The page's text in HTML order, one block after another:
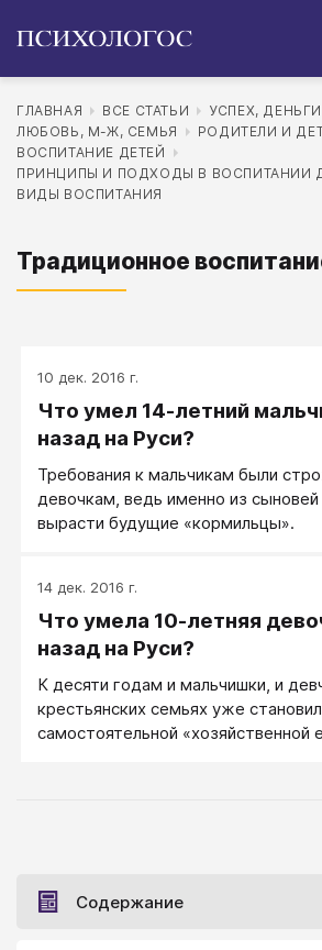
ГЛАВНАЯ ВСЕ СТАТЬИ
УСПЕХ,
ЛЮБОВЬ, М-Ж, СЕМЬЯ
РОДИТЕЛИ И
ВОСПИТАНИЕ ДЕТЕЙ
ПРИНЦИПЫ И ПОДХОДЫ В ВОСПИТАНИИ
ВИДЫ ВОСПИТАНИЯ
Традиционное
10 дек. 2016 г.
Что умел 14-летний
назад на Руси?
Требования к мальчикам были
девочкам, ведь именно из
вырасти будущие «кормильцы».
14 дек. 2016 г.
Что умела 10-летняя
назад на Руси?
К десяти годам и мальчишки, и
крестьянских семьях уже
самостоятельной «хозяйственной
Содержание